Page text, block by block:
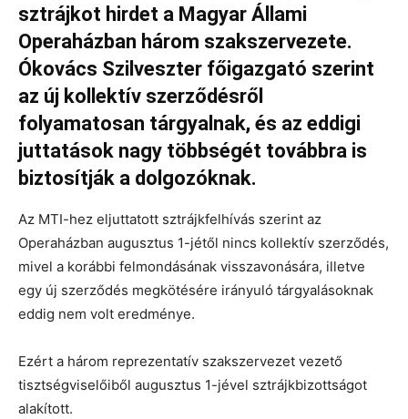
sztrájkot hirdet a Magyar Állami
Operaházban három szakszervezete.
Ókovács Szilveszter főigazgató szerint
az új kollektív szerződésről
folyamatosan tárgyalnak, és az eddigi
juttatások nagy többségét továbbra is
biztosítják a dolgozóknak.
Az MTI-hez eljuttatott sztrájkfelhívás szerint az
Operaházban augusztus 1-jétől nincs kollektív szerződés,
mivel a korábbi felmondásának visszavonására, illetve
egy új szerződés megkötésére irányuló tárgyalásoknak
eddig nem volt eredménye.
Ezért a három reprezentatív szakszervezet vezető
tisztségviselőiből augusztus 1-jével sztrájkbizottságot
alakított.